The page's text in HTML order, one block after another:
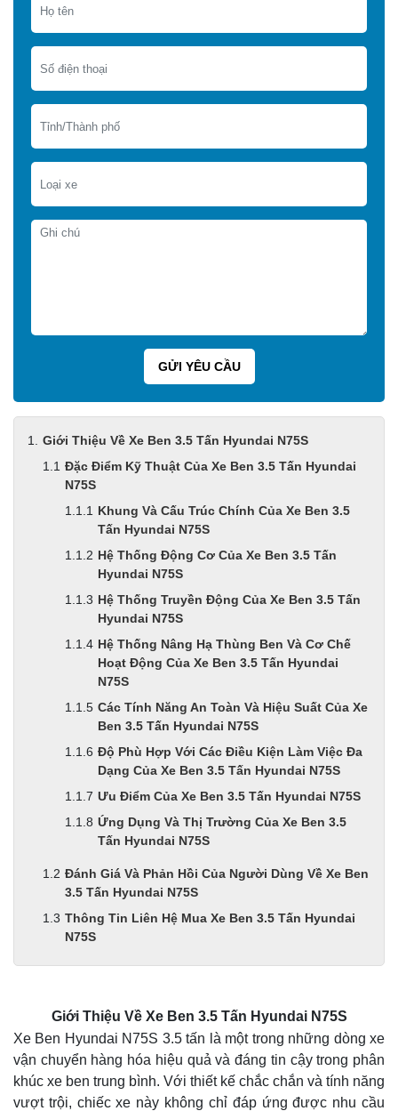
Giới Thiệu Về Xe Ben 3.5 Tấn Hyundai N75S
Đặc Điểm Kỹ Thuật Của Xe Ben 3.5 Tấn Hyundai
N75S
Khung Và Cấu Trúc Chính Của Xe Ben 3.5
Tấn Hyundai N75S
Hệ Thống Động Cơ Của Xe Ben 3.5 Tấn
Hyundai N75S
Hệ Thống Truyền Động Của Xe Ben 3.5 Tấn
Hyundai N75S
Hệ Thống Nâng Hạ Thùng Ben Và Cơ Chế
Hoạt Động Của Xe Ben 3.5 Tấn Hyundai
N75S
Các Tính Năng An Toàn Và Hiệu Suất Của Xe
Ben 3.5 Tấn Hyundai N75S
Độ Phù Hợp Với Các Điều Kiện Làm Việc Đa
Dạng Của Xe Ben 3.5 Tấn Hyundai N75S
Ưu Điểm Của Xe Ben 3.5 Tấn Hyundai N75S
Ứng Dụng Và Thị Trường Của Xe Ben 3.5
Tấn Hyundai N75S
Đánh Giá Và Phản Hồi Của Người Dùng Về Xe Ben
3.5 Tấn Hyundai N75S
Thông Tin Liên Hệ Mua Xe Ben 3.5 Tấn Hyundai
N75S
Giới Thiệu Về Xe Ben 3.5 Tấn Hyundai N75S
Xe Ben Hyundai N75S 3.5 tấn là một trong những dòng xe
vận chuyển hàng hóa hiệu quả và đáng tin cậy trong phân
khúc xe ben trung bình. Với thiết kế chắc chắn và tính năng
vượt trội, chiếc xe này không chỉ đáp ứng được nhu cầu